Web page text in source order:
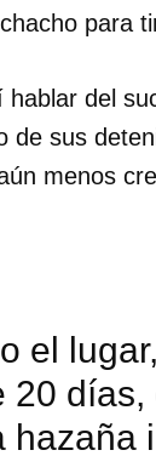
para
del
de sus
menos
el
20
hazaña